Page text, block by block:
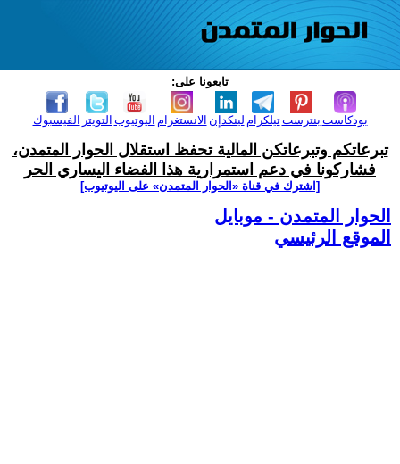
تابعونا على:
الفيسبوك التويتر اليوتيوب الانستغرام لينكدإن تيلكرامبنترست بودكاست
تبرعاتكم وتبرعاتكن المالية تحفظ استقلال الحوار المتمدن،
فشاركونا في دعم استمرارية هذا الفضاء اليساري الحر
[اشترك في قناة ‫«الحوار المتمدن» على اليوتيوب]
الحوار المتمدن - موبايل
الموقع الرئيسي